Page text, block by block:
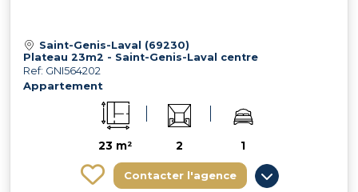
Saint-Genis-Laval (69230)
Plateau 23m2 - Saint-Genis-Laval centre
Ref: GNI564202
Appartement
23 m² 2 1
Contacter l'agence